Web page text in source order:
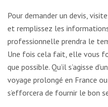
Pour demander un devis,
et remplissez les
professionnelle prendra le
Une fois cela fait, elle vous
que possible. Qu’il s’agisse
voyage prolongé en France
s’efforcera de fournir le bon